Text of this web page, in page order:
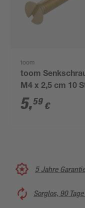
toom
toom
M4 x 2,5 cm 10
5,59 €
5 Jahre
Sorglos, 90